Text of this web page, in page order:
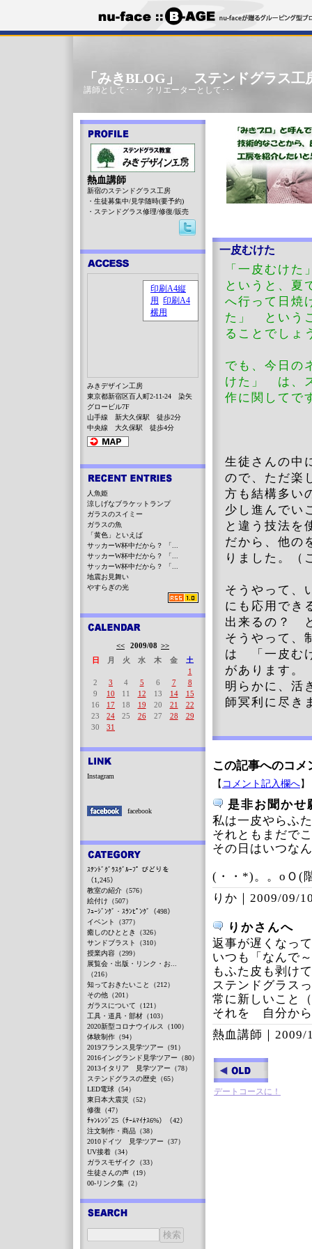
「みきBLOG」 ステンドグラス工
講師として･･･ クリエーターとして･･･
一皮むけた
「一皮むけた
というと、夏
へ行って日焼
た」 という
ることでしょ
でも、今日
けた」 は、
作に関してで
生徒さんの中
ので、ただ楽
方も結構多い
少し進んでい
と違う技法
だから、他の
りました。（
そうやって、
にも応用でき
出来るの？
そうやって、
は 「一皮む
があります
明らかに、活
師冥利に尽き
この記事へのコメ
【 コメント記入欄へ】
是非お聞かせ
私は一皮やらふ
それともまだで
その日はいつな
(・・*)。。oＯ(
りか｜ 2009/09/
りかさんへ
返事が遅くなっ
いつも「なんで
もふた皮も剥け
ステンドグラス
常に新しいこと
それを 自分から
熱血講師｜ 2009/
デートコースに！
熱血講師
新宿のステンドグラス工房
・生徒募集中/見学随時(要予約)
・ステンドグラス修理/修復/販売
みきデザイン工房
東京都新宿区百人町2-11-24 染矢
グロービル7F
山手線 新大久保駅 徒歩2分
中央線 大久保駅 徒歩4分
人魚姫
涼しげなブラケットランプ
ガラスのスイミー
ガラスの魚
「黄色」といえば
サッカーW杯中だから？ 「...
サッカーW杯中だから？ 「...
サッカーW杯中だから？ 「...
地震お見舞い
やすらぎの光
<< 2009/08 >>
日
月 火 水 木 金
土
1
2
3 4 5 6 7
8
9
10 11 12 13 14
15
16
17 18 19 20 21
22
23
24 25 26 27 28
29
30
31
Instagram
facebook
ｽﾃﾝﾄﾞｸﾞﾗｽｸﾞﾙｰﾌﾟ びどりを
（1,245）
教室の紹介（576）
絵付け（507）
ﾌｭｰｼﾞﾝｸﾞ・ｽﾗﾝﾋﾟﾝｸﾞ（498）
イベント（377）
癒しのひととき（326）
サンドブラスト（310）
授業内容（299）
展覧会・出版・リンク・お...
（216）
知っておきたいこと（212）
その他（201）
ガラスについて（121）
工具・道具・部材（103）
2020新型コロナウイルス（100）
体験制作（94）
2019フランス見学ツアー（91）
2016イングランド見学ツアー（80）
2013イタリア 見学ツアー（78）
ステンドグラスの歴史（65）
LED電球（54）
東日本大震災（52）
修復（47）
ﾁｬﾝﾚﾝｼﾞ25（ﾁｰﾑﾏｲﾅｽ6%）（42）
注文制作・商品（38）
2010ドイツ 見学ツアー（37）
UV接着（34）
ガラスモザイク（33）
生徒さんの声（19）
00-リンク集（2）